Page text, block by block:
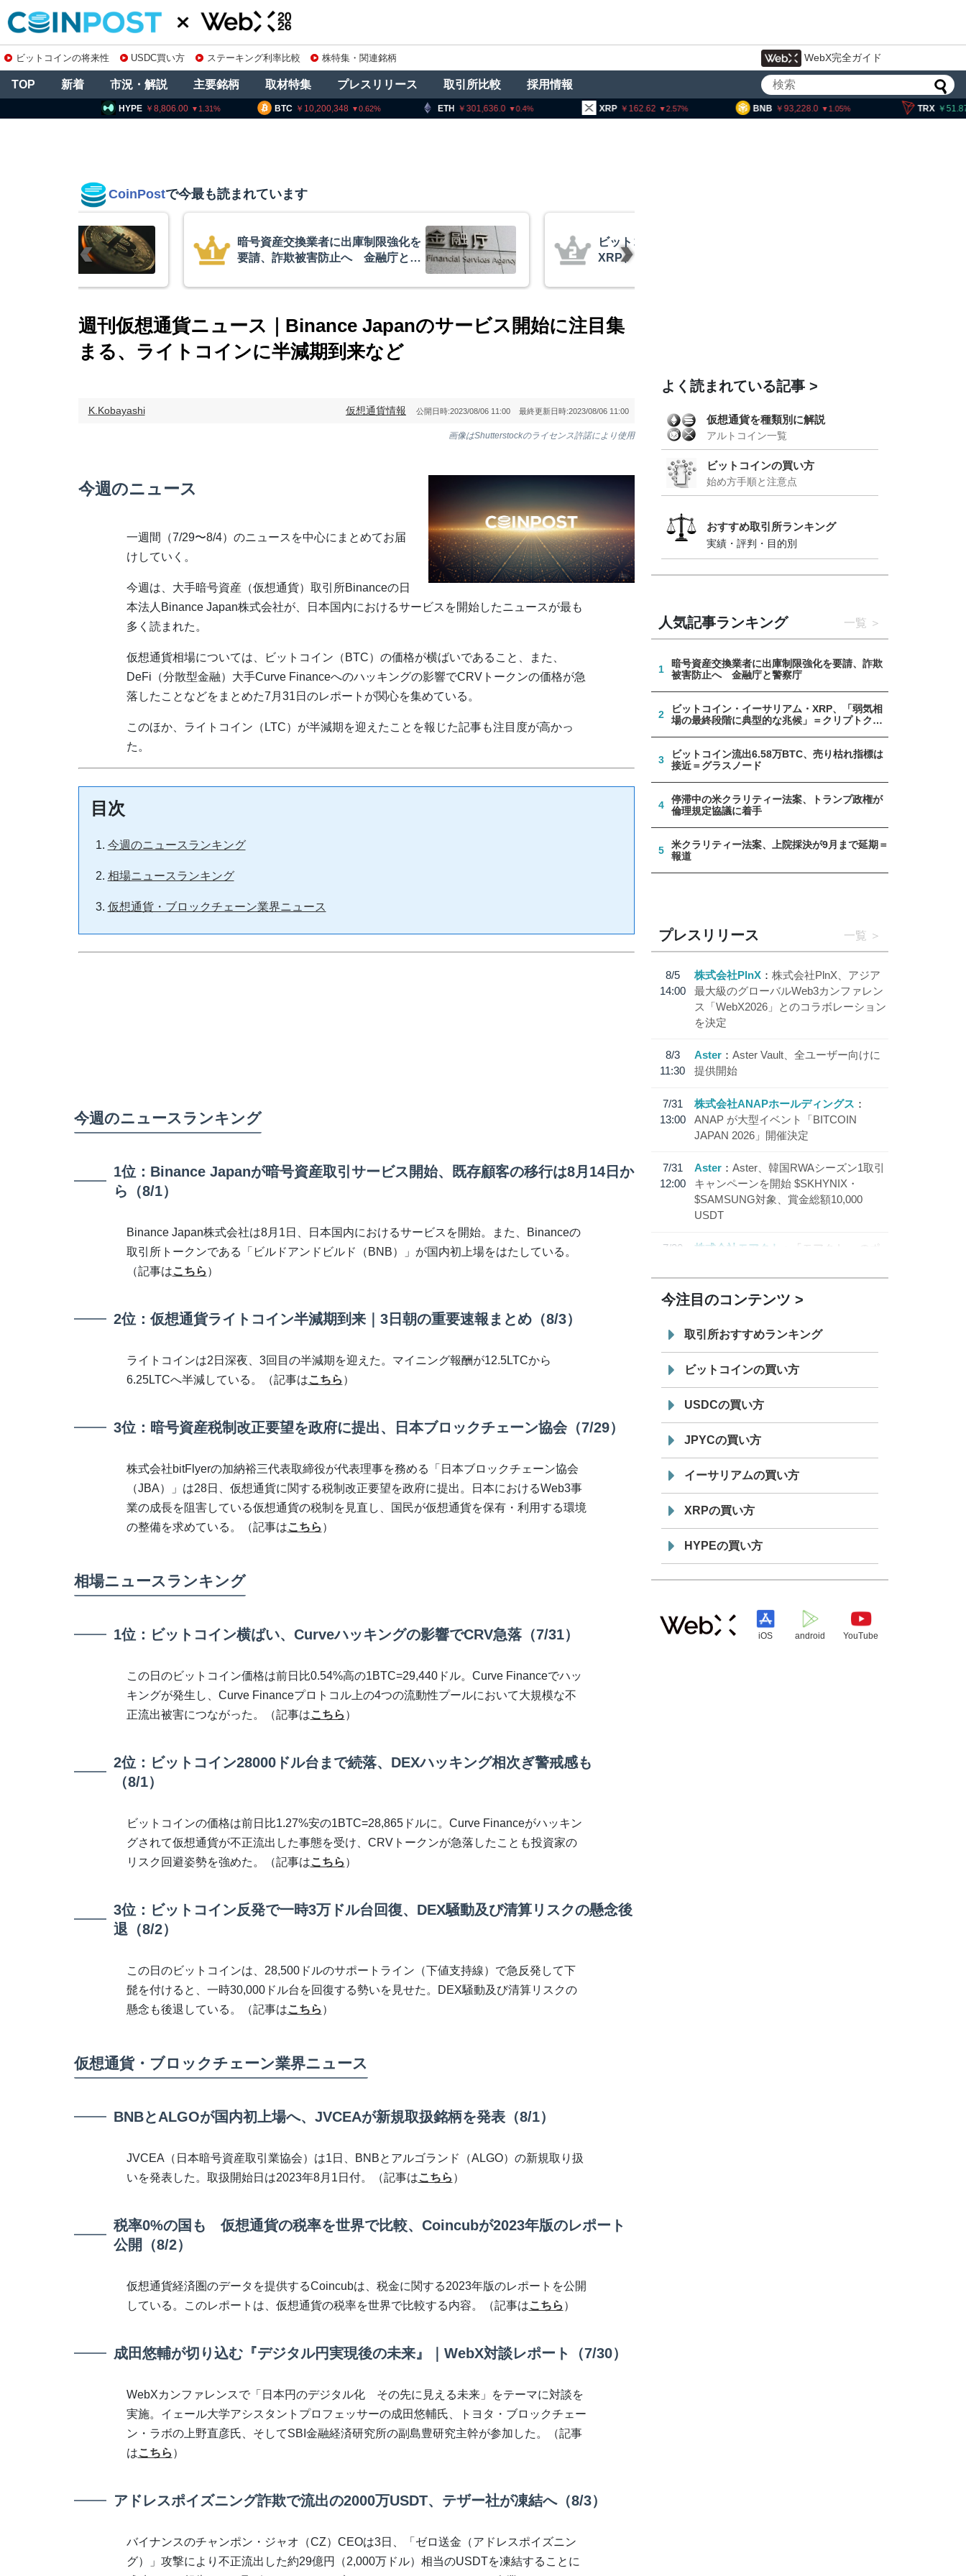
ビットコインの将来性 USDC買い方 ステーキング利率比較 株特集・関連銘柄 WebX完全ガイド
TOP 新着 市況・解説 主要銘柄 取材特集 プレスリリース 取引所比較 採用情報
BTC 10,200,348 ETH 301,636.0 XRP 162.62 BNB 93,228.0 TRX 51.87 SOL
CoinPostで今最も読まれています
ビットコイン・イーサリアム・
XRP、「弱気相場の最終段階に典型
ビットコイン流出6.58万BTC、売り
枯れ指標は接近＝グラスノード
週刊仮想通貨ニュース｜Binance Japanのサービス開始に注目集
まる、ライトコインに半減期到来など
K.Kobayashi 仮想通貨情報 公開日時:2023/08/06 11:00 最終更新日時:2023/08/06 11:00
画像はShutterstockのライセンス許諾により使用
今週のニュース
一週間（7/29〜8/4）のニュースを中心にまとめてお届
けしていく。
今週は、大手暗号資産（仮想通貨）取引所Binanceの日
本法人Binance Japan株式会社が、日本国内におけるサービスを開始したニュースが最も
多く読まれた。
仮想通貨相場については、ビットコイン（BTC）の価格が横ばいであること、また、
DeFi（分散型金融）大手Curve Financeへのハッキングの影響でCRVトークンの価格が急
落したことなどをまとめた7月31日のレポートが関心を集めている。
このほか、ライトコイン（LTC）が半減期を迎えたことを報じた記事も注目度が高かっ
た。
目次
今週のニュースランキング
相場ニュースランキング
仮想通貨・ブロックチェーン業界ニュース
今週のニュースランキング
1位：Binance Japanが暗号資産取引サービス開始、既存顧客の移行は8月14日か
ら（8/1）
Binance Japan株式会社は8月1日、日本国内におけるサービスを開始。また、Binanceの
取引所トークンである「ビルドアンドビルド（BNB）」が国内初上場をはたしている。
（記事はこちら ）
2位：仮想通貨ライトコイン半減期到来｜3日朝の重要速報まとめ（8/3）
ライトコインは2日深夜、3回目の半減期を迎えた。マイニング報酬が12.5LTCから
6.25LTCへ半減している。（記事はこちら ）
3位：暗号資産税制改正要望を政府に提出、日本ブロックチェーン協会（7/29）
株式会社bitFlyerの加納裕三代表取締役が代表理事を務める「日本ブロックチェーン協会
（JBA）」は28日、仮想通貨に関する税制改正要望を政府に提出。日本におけるWeb3事
業の成長を阻害している仮想通貨の税制を見直し、国民が仮想通貨を保有・利用する環境
の整備を求めている。（記事はこちら ）
相場ニュースランキング
1位：ビットコイン横ばい、Curveハッキングの影響でCRV急落（7/31）
この日のビットコイン価格は前日比0.54%高の1BTC=29,440ドル。Curve Financeでハッ
キングが発生し、Curve Financeプロトコル上の4つの流動性プールにおいて大規模な不
正流出被害につながった。（記事はこちら ）
2位：ビットコイン28000ドル台まで続落、DEXハッキング相次ぎ警戒感も
（8/1）
ビットコインの価格は前日比1.27%安の1BTC=28,865ドルに。Curve Financeがハッキン
グされて仮想通貨が不正流出した事態を受け、CRVトークンが急落したことも投資家の
リスク回避姿勢を強めた。（記事はこちら ）
3位：ビットコイン反発で一時3万ドル台回復、DEX騒動及び清算リスクの懸念後
退（8/2）
この日のビットコインは、28,500ドルのサポートライン（下値支持線）で急反発して下
髭を付けると、一時30,000ドル台を回復する勢いを見せた。DEX騒動及び清算リスクの
懸念も後退している。（記事はこちら ）
仮想通貨・ブロックチェーン業界ニュース
BNBとALGOが国内初上場へ、JVCEAが新規取扱銘柄を発表（8/1）
JVCEA（日本暗号資産取引業協会）は1日、BNBとアルゴランド（ALGO）の新規取り扱
いを発表した。取扱開始日は2023年8月1日付。（記事はこちら ）
税率0%の国も 仮想通貨の税率を世界で比較、Coincubが2023年版のレポート
公開（8/2）
仮想通貨経済圏のデータを提供するCoincubは、税金に関する2023年版のレポートを公開
している。このレポートは、仮想通貨の税率を世界で比較する内容。（記事はこちら ）
成田悠輔が切り込む『デジタル円実現後の未来』｜WebX対談レポート（7/30）
WebXカンファレンスで「日本円のデジタル化 その先に見える未来」をテーマに対談を
実施。イェール大学アシスタントプロフェッサーの成田悠輔氏、トヨタ・ブロックチェー
ン・ラボの上野直彦氏、そしてSBI金融経済研究所の副島豊研究主幹が参加した。（記事
はこちら ）
アドレスポイズニング詐欺で流出の2000万USDT、テザー社が凍結へ（8/3）
バイナンスのチャンポン・ジャオ（CZ）CEOは3日、「ゼロ送金（アドレスポイズニン
グ）」攻撃により不正流出した約29億円（2,000万ドル）相当のUSDTを凍結することに
よく読まれている記事
仮想通貨を種類別に解説
アルトコイン一覧
ビットコインの買い方
始め方手順と注意点
おすすめ取引所ランキング
実績・評判・目的別
人気記事ランキング 一覧
1
暗号資産交換業者に出庫制限強化を要請、詐欺
被害防止へ 金融庁と警察庁
2
ビットコイン・イーサリアム・XRP、「弱気相
場の最終段階に典型的な兆候」＝クリプトクア
3
ビットコイン流出6.58万BTC、売り枯れ指標は
接近＝グラスノード
4
停滞中の米クラリティー法案、トランプ政権が
倫理規定協議に着手
5
米クラリティー法案、上院採決が9月まで延期＝
報道
プレスリリース 一覧
8/5
14:00
株式会社PlnX
株式会社PlnX、アジア
最大級のグローバルWeb3カンファレン
ス「WebX2026」とのコラボレーション
を決定
8/3
11:30
Aster
Aster Vault、全ユーザー向けに
提供開始
7/31
13:00
株式会社ANAPホールディングス
ANAP が大型イベント「BITCOIN
JAPAN 2026」開催決定
7/31
12:00
Aster
Aster、韓国RWAシーズン1取引
キャンペーンを開始 $SKHYNIX・
$SAMSUNG対象、賞金総額10,000
USDT
7/30
株式会社モアクト
「モアクト」 のポ
「 JPYC」を追加
19:30
てステーブルコイン「JPYSC」徹底解
説セミナーを開催
今注目のコンテンツ
取引所おすすめランキング
ビットコインの買い方
USDCの買い方
JPYCの買い方
イーサリアムの買い方
XRPの買い方
HYPEの買い方
iOS android YouTube